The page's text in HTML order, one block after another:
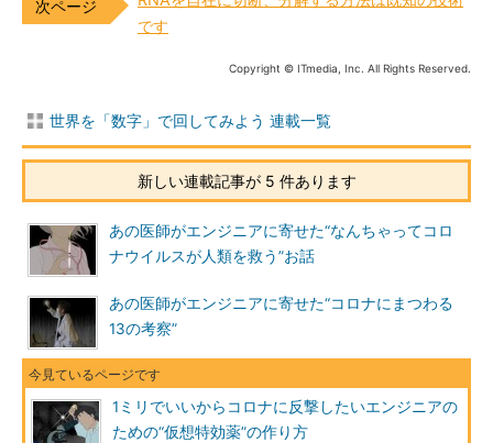
です
Copyright © ITmedia, Inc. All Rights Reserved.
世界を「数字」で回してみよう 連載一覧
新しい連載記事が 5 件あります
あの医師がエンジニアに寄せた“なんちゃってコロ
ナウイルスが人類を救う”お話
あの医師がエンジニアに寄せた“コロナにまつわる
13の考察”
1ミリでいいからコロナに反撃したいエンジニアの
ための“仮想特効薬”の作り方